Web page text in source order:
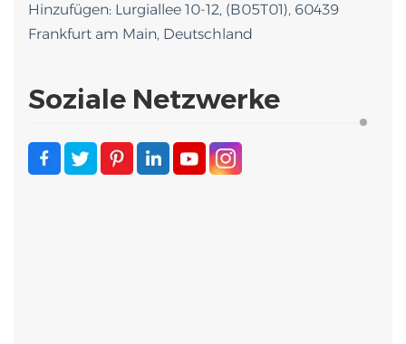
Hinzufügen: Lurgiallee 10-12, (B05T01), 60439
Frankfurt am Main, Deutschland
Soziale Netzwerke